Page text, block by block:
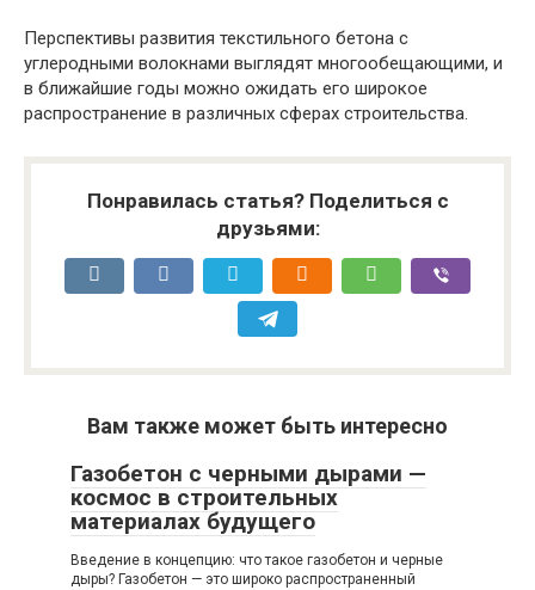
Перспективы развития текстильного бетона с
углеродными волокнами выглядят многообещающими, и
в ближайшие годы можно ожидать его широкое
распространение в различных сферах строительства.
Понравилась статья? Поделиться с
друзьями:
Вам также может быть интересно
Газобетон с черными дырами —
космос в строительных
материалах будущего
Введение в концепцию: что такое газобетон и черные
дыры? Газобетон — это широко распространенный